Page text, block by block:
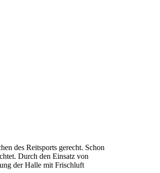
des Reitsports gerecht. Schon
Durch den Einsatz von
der Halle mit Frischluft